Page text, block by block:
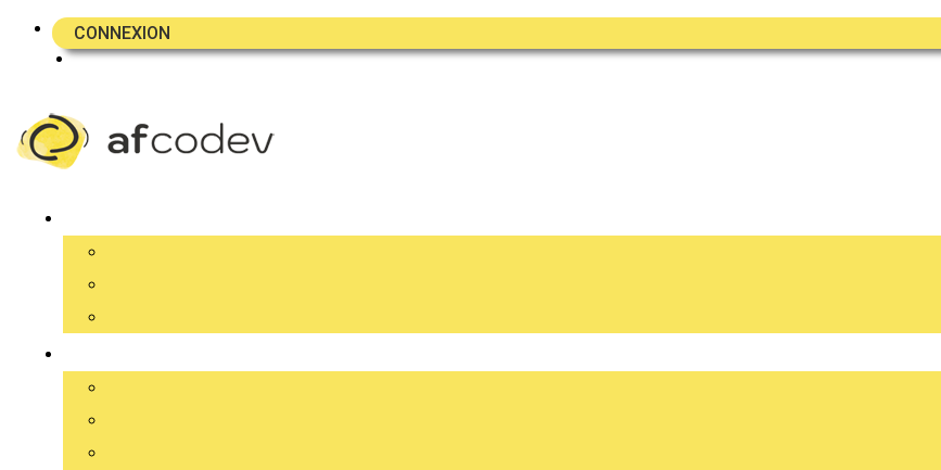
CONNEXION